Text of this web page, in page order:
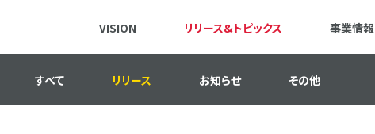
VISION リリース&トピックス 事業情報
すべて リリース お知らせ その他